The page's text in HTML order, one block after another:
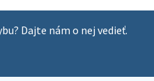
Dajte nám o nej vedieť.